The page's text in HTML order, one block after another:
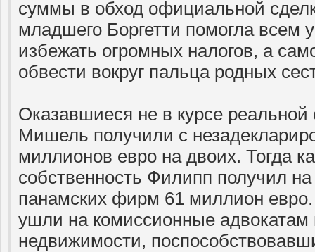
суммы в обход официальной
младшего Боргетти помогла всем
избежать огромных налогов, а
обвести вокруг пальца родных
Оказавшиеся не в курсе
Мишель получили с
миллионов евро на двоих. Тогда
собственность Филипп получил на
панамских фирм 61 миллион
ушли на комиссионные адвокатам
недвижимости,